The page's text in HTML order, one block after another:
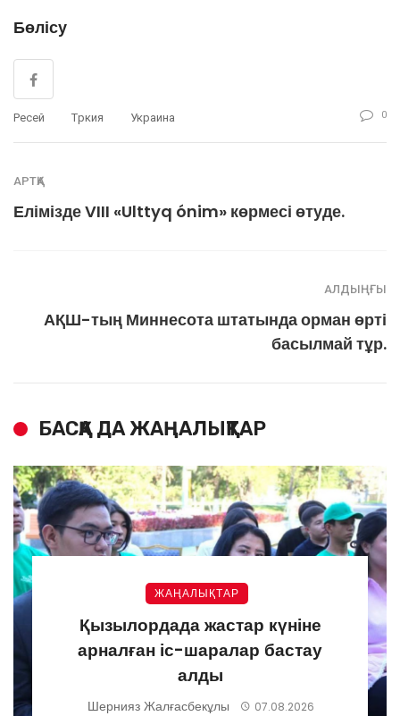
Бөлісу
Ресей Түркия Украина 0
АРТҚА
Елімізде VIII «Ulttyq ónim» көрмесі өтуде.
АЛДЫҢҒЫ
АҚШ-тың Миннесота штатында орман өрті
басылмай тұр.
БАСҚА ДА ЖАҢАЛЫҚТАР
ЖАҢАЛЫҚТАР
Қызылордада жастар күніне
арналған іс-шаралар бастау
алды
Шернияз Жалғасбекұлы 07.08.2026